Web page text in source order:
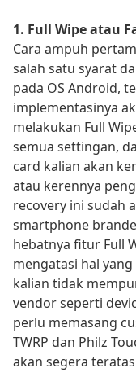
1. Full Wipe atau
Cara ampuh
salah satu syarat
pada OS Android,
implementasinya
melakukan Full
semua settingan,
card kalian akan
atau kerennya
recovery ini sudah
smartphone
hebatnya fitur Full
mengatasi hal
kalian tidak
vendor seperti
perlu memasang
TWRP dan Philz
akan segera